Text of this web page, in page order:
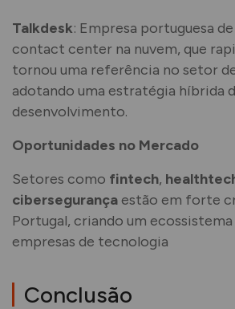
Talkdesk: Empresa portuguesa
contact center na nuvem, que
tornou uma referência no setor
adotando uma estratégia híbrida
desenvolvimento.
Oportunidades no Mercado
Setores como fintech,
cibersegurançaestão em forte
Portugal, criando um
empresas de tecnologia
Conclusão